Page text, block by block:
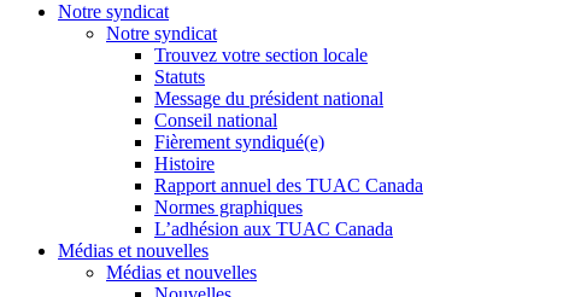
Notre syndicat
Notre syndicat
Trouvez votre section locale
Statuts
Message du président national
Conseil national
Fièrement syndiqué(e)
Histoire
Rapport annuel des TUAC Canada
Normes graphiques
L’adhésion aux TUAC Canada
Médias et nouvelles
Médias et nouvelles